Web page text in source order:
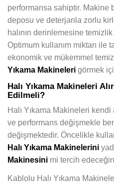
performansa sahiptir. Makine
deposu ve deterjanla zorlu
halının derinlemesine
Optimum kullanım miktarı ile
ekonomik ve mükemmel
Yıkama Makineleri görmek
Halı Yıkama Makineleri
Edilmeli?
Halı Yıkama Makineleri kendi
ve performans değişmekle
değişmektedir. Öncelikle
Halı Yıkama Makinelerini
Makinesini mi tercih
Kablolu Halı Yıkama